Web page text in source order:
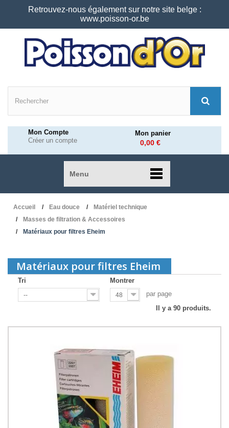
Retrouvez-nous également sur notre site belge :
www.poisson-or.be
Mon Compte
Créer un compte
Mon panier
0,00 €
Menu
Accueil Eau douce
Matériel technique
Masses de filtration & Accessoires
Matériaux pour filtres Eheim
Matériaux pour filtres Eheim
Tri
--
Montrer
48
par page
Il y a 90 produits.